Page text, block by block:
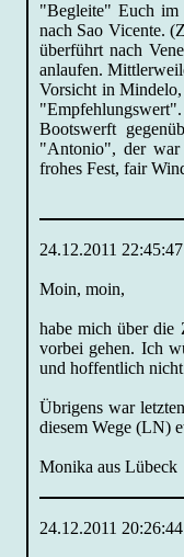
"Begleite" Euch im
nach Sao Vicente.
überführt nach
anlaufen.
Vorsicht in Mindelo,
Bootswerft
"Antonio", der war
frohes Fest, fair
24.12.2011 22:45:47
Moin, moin,
habe mich über die
vorbei gehen. Ich
und hoffentlich
Übrigens war
diesem Wege (LN)
Monika aus Lübeck
24.12.2011 20:26:44